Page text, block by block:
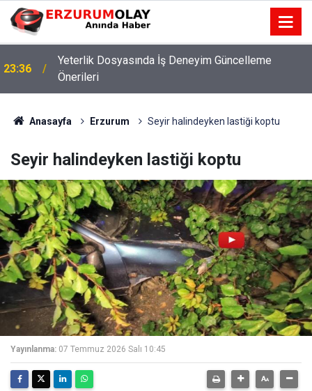
23:36
Yeterlik Dosyasında İş Deneyim Güncelleme
Önerileri
Anasayfa Erzurum Seyir halindeyken lastiği koptu
Seyir halindeyken lastiği koptu
Yayınlanma: 07 Temmuz 2026 Salı 10:45